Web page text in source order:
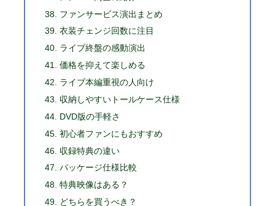
ファンサービス演出まとめ
衣装チェンジ回数に注目
ライブ終盤の感動演出
価格を抑えて楽しめる
ライブ本編重視の人向け
収納しやすいトールケース仕様
DVD版の手軽さ
初心者ファンにもおすすめ
収録特典の違い
パッケージ仕様比較
特典映像はある？
どちらを買うべき？